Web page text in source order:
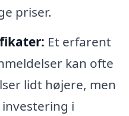
priser.
Et erfarent
kan ofte
lidt højere, men
i